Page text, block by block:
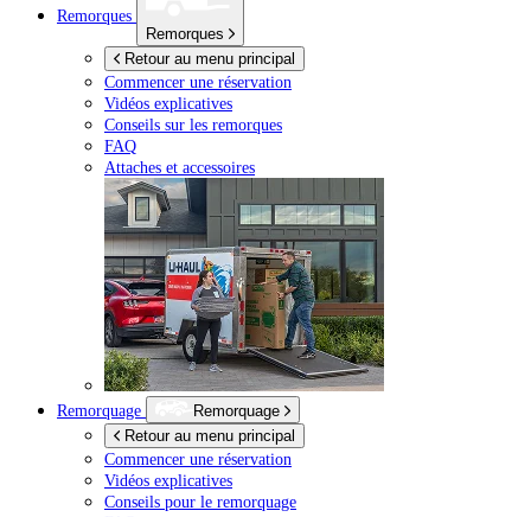
Remorques
Remorques
Retour au menu principal
Commencer une réservation
Vidéos explicatives
Conseils sur les remorques
FAQ
Attaches et accessoires
Remorquage
Remorquage
Retour au menu principal
Commencer une réservation
Vidéos explicatives
Conseils pour le remorquage